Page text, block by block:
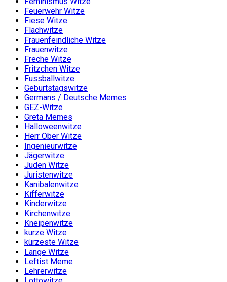
Feuerwehr Witze
Fiese Witze
Flachwitze
Frauenfeindliche Witze
Frauenwitze
Freche Witze
Fritzchen Witze
Fussballwitze
Geburtstagswitze
Germans / Deutsche Memes
GEZ-Witze
Greta Memes
Halloweenwitze
Herr Ober Witze
Ingenieurwitze
Jägerwitze
Juden Witze
Juristenwitze
Kanibalenwitze
Kifferwitze
Kinderwitze
Kirchenwitze
Kneipenwitze
kurze Witze
kürzeste Witze
Lange Witze
Leftist Meme
Lehrerwitze